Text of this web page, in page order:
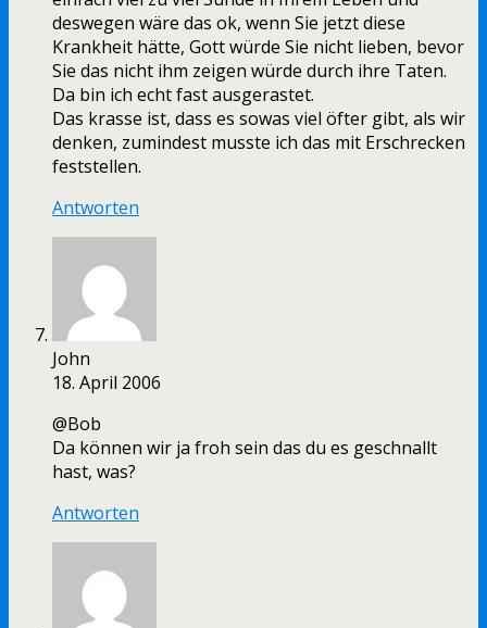
deswegen wäre das ok, wenn Sie jetzt diese
Krankheit hätte, Gott würde Sie nicht lieben, bevor
Sie das nicht ihm zeigen würde durch ihre Taten.
Da bin ich echt fast ausgerastet.
Das krasse ist, dass es sowas viel öfter gibt, als wir
denken, zumindest musste ich das mit Erschrecken
feststellen.
Antworten
John
18. April 2006
@Bob
Da können wir ja froh sein das du es geschnallt
hast, was?
Antworten